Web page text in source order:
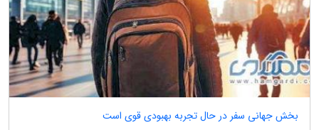
بخش جهانی سفر در حال تجربه بهبودی قوی است